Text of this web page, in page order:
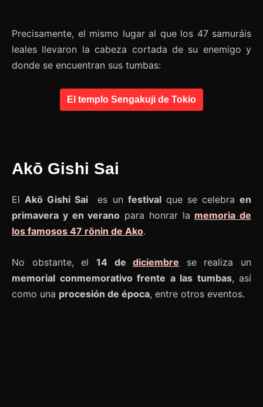
Precisamente, el mismo lugar al que los 47 samuráis
leales llevaron la cabeza cortada de su enemigo y
donde se encuentran sus tumbas:
El templo Sengakuji de Tokio
Akō Gishi Sai
ElAkō Gishi Sai es un festivalque se celebraen
primavera y en verano para honrar la memoria de
los famosos 47 rōnin de Ako.
No obstante, el 14 dediciembre se realiza un
memorial conmemorativo frente a las tumbas, así
como una procesión de época, entre otros eventos.